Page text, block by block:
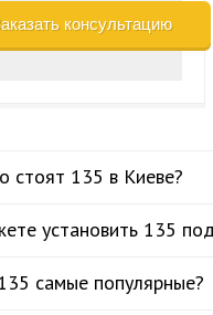
консультацию
стоят 135 в Киеве?
установить 135
самые популярные?